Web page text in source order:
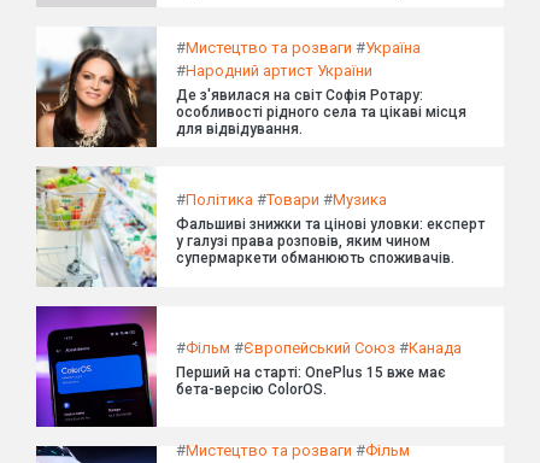
#Мистецтво та розваги #Україна
#Народний артист України
Де з'явилася на світ Софія Ротару:
особливості рідного села та цікаві місця
для відвідування.
#Політика #Товари #Музика
Фальшиві знижки та цінові уловки: експерт
у галузі права розповів, яким чином
супермаркети обманюють споживачів.
#Фільм #Європейський Союз #Канада
Перший на старті: OnePlus 15 вже має
бета-версію ColorOS.
#Мистецтво та розваги #Фільм